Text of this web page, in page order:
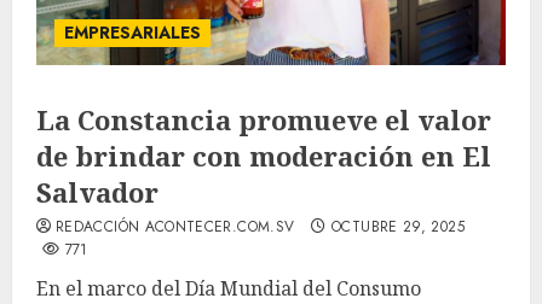
EMPRESARIALES
La Constancia promueve el valor
de brindar con moderación en El
Salvador
REDACCIÓN ACONTECER.COM.SV
OCTUBRE 29, 2025
771
En el marco del Día Mundial del Consumo